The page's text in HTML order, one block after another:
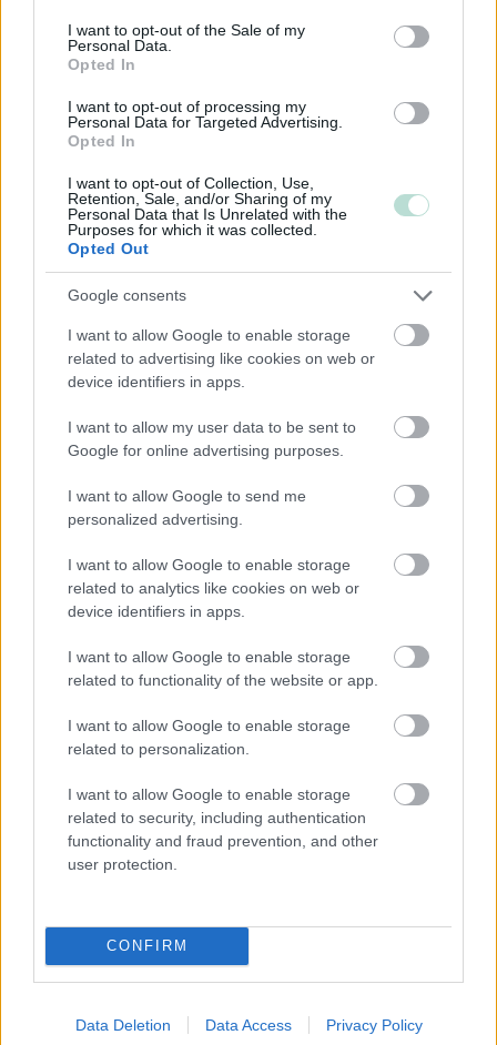
consent section.
I want to opt-out of the Sale of my
Personal Data.
Opted In
I want to opt-out of processing my
Personal Data for Targeted Advertising.
Opted In
I want to opt-out of Collection, Use,
Retention, Sale, and/or Sharing of my
Personal Data that Is Unrelated with the
Purposes for which it was collected.
Opted Out
Google consents
I want to allow Google to enable storage
related to advertising like cookies on web or
device identifiers in apps.
I want to allow my user data to be sent to
Google for online advertising purposes.
I want to allow Google to send me
personalized advertising.
I want to allow Google to enable storage
related to analytics like cookies on web or
device identifiers in apps.
I want to allow Google to enable storage
related to functionality of the website or app.
I want to allow Google to enable storage
related to personalization.
I want to allow Google to enable storage
related to security, including authentication
functionality and fraud prevention, and other
user protection.
CONFIRM
Data Deletion Data Access Privacy Policy
Yksityinen osakeyhtiö
Toimiala
Informaatio ja viestintä
Kiinteistöalan toiminta
Majoitus- ja ravitsemistoiminta
Palveluliiketoiminta
Rahoitus- ja vakuutustoiminta
Rakentaminen
Teollisuus
Palvelutarjonta
ALV-laskelmat, ilmoitukset verottajalle ja
tilinpäätökset
Henkilöstöhallinnon palvelut
Konserneihin liittyvät palvelut
Lakisääteinen kirjanpito
Liiketoiminnan kehittämispalvelut (esim.
verosuunnittelu)
Ostolaskuihin liittyvät palvelut
Sisäinen laskenta
Talouskonsultointi (esim. tunnuslukujen
tulkitseminen, budjetointi ja ennusteet)
Ulkoinen laskenta
Ulkomaankauppa ja siihen liittyvä konsultointi
perustamispalvelut)